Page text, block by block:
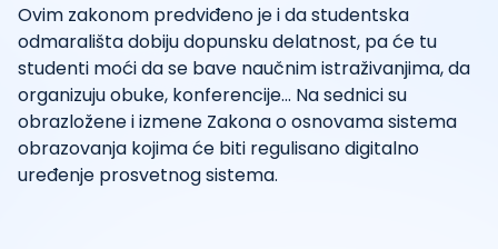
Ovim zakonom predviđeno je i da studentska
odmarališta dobiju dopunsku delatnost, pa će tu
studenti moći da se bave naučnim istraživanjima, da
organizuju obuke, konferencije... Na sednici su
obrazložene i izmene Zakona o osnovama sistema
obrazovanja kojima će biti regulisano digitalno
uređenje prosvetnog sistema.